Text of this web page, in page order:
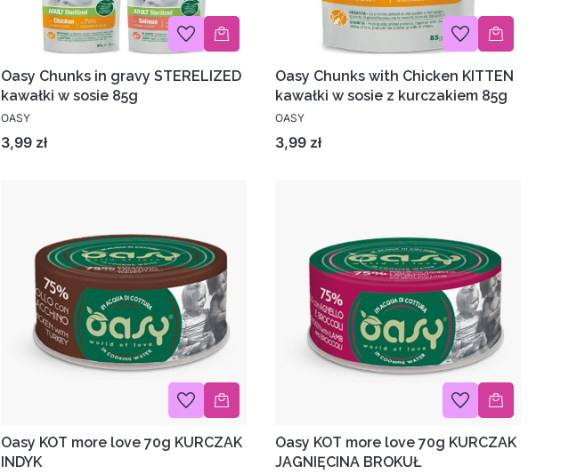
Oasy Chunks in gravy STERELIZED
kawałki w sosie 85g
OASY
Cena
3,99 zł
Oasy Chunks with Chicken KITTEN
kawałki w sosie z kurczakiem 85g
OASY
Cena
3,99 zł
Oasy KOT more love 70g KURCZAK
INDYK
Oasy KOT more love 70g KURCZAK
JAGNIĘCINA BROKUŁ